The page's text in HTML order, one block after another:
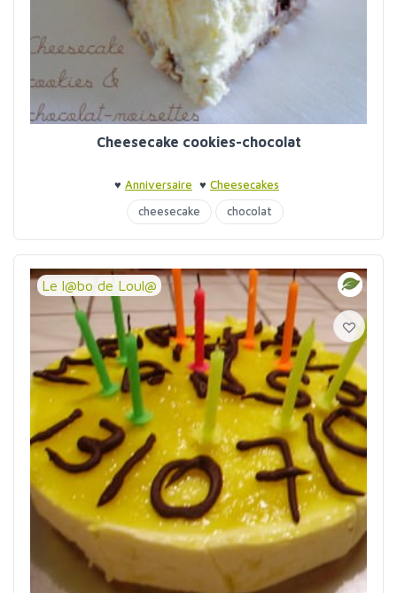
Cheesecake cookies-chocolat
♥ Anniversaire ♥ Cheesecakes
cheesecake
chocolat
Le l@bo de Loul@